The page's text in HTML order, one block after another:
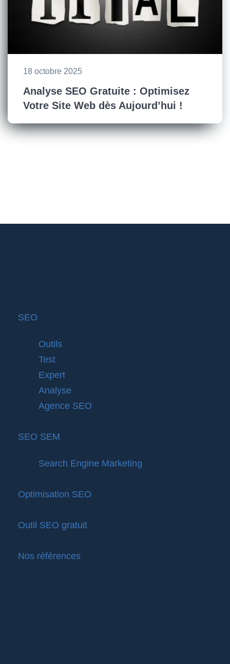
18 octobre 2025
Analyse SEO Gratuite : Optimisez
Votre Site Web dès Aujourd’hui !
SEO
Outils
Test
Expert
Analyse
Agence SEO
SEO SEM
Search Engine Marketing
Optimisation SEO
Outil SEO gratuit
Nos références